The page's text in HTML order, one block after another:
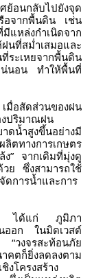
ย้อนกลับไปยังจุด
อจากพื้นดิน เช่น
แหล่งกำเนิดจาก
นที่สม่ำเสมอและ
ะเหยจากพื้นดิน
นอน ทำให้พื้นที่
มื่อสัดส่วนของฝน
ปริมาณฝน
ดน้ำสูงขึ้นอย่างมี
ทางการเกษตร
ง” จากเดิมที่มุ่งดู
ย ซึ่งสามารถใช้
ดการน้ำและการ
ลก ได้แก่ ภูมิภา
ออก ในมิดเวสต์
“วงจรสะท้อนภัย
คตก็ยิ่งลดลงตาม
งโครงสร้าง